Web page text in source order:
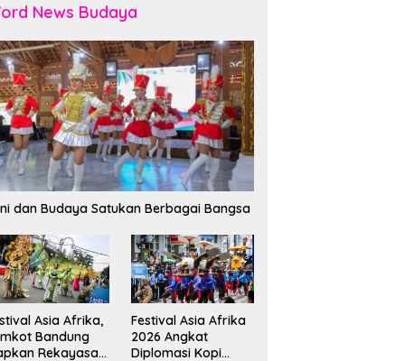
News Budaya
dan Budaya Satukan Berbagai Bangsa
Asia Afrika,
Bandung
Rekayasa
Festival Asia Afrika
2026 Angkat
Diplomasi Kopi